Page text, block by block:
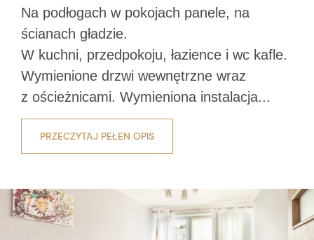
Na podłogach w pokojach panele, na
ścianach gładzie.
W kuchni, przedpokoju, łazience i wc kafle.
Wymienione drzwi wewnętrzne wraz
z ościeżnicami. Wymieniona instalacja...
PRZECZYTAJ PEŁEN OPIS